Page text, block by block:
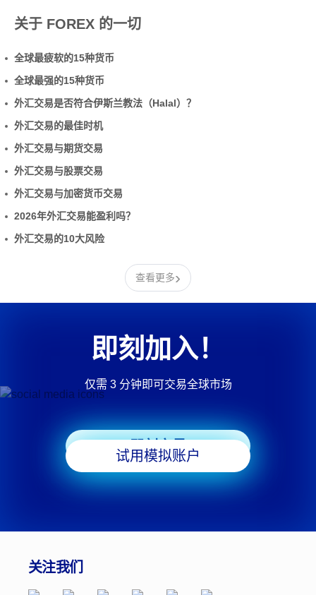
关于 FOREX 的一切
全球最疲软的15种货币
全球最强的15种货币
外汇交易是否符合伊斯兰教法（Halal）？
外汇交易的最佳时机
外汇交易与期货交易
外汇交易与股票交易
外汇交易与加密货币交易
2026年外汇交易能盈利吗？
外汇交易的10大风险
查看更多›
即刻加入！
仅需 3 分钟即可交易全球市场
即刻交易
试用模拟账户
关注我们